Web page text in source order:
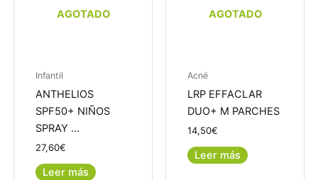
AGOTADO
Infantil
ANTHELIOS
SPF50+ NIÑOS
SPRAY …
27,60€
Leer más
AGOTADO
Acné
LRP EFFACLAR
DUO+ M PARCHES
14,50€
Leer más